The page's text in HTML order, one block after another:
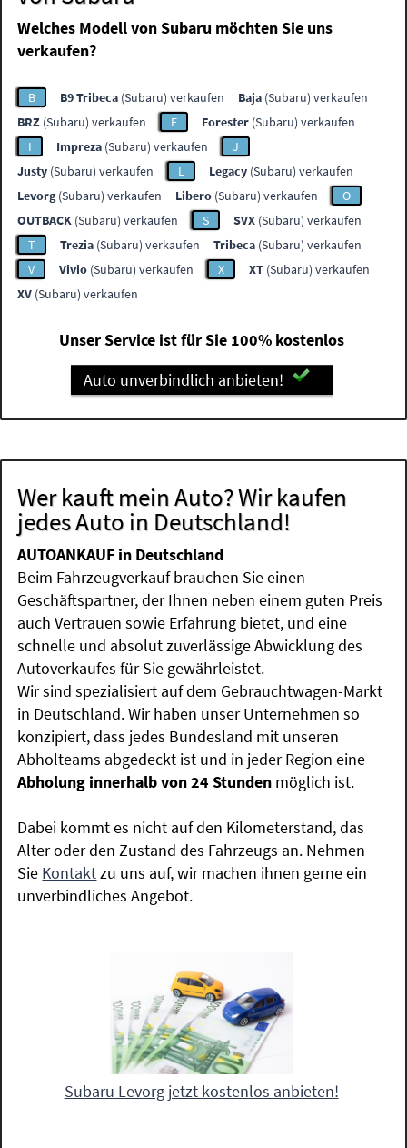
Welches Modell von Subaru möchten Sie uns
verkaufen?
B B9 Tribeca (Subaru) verkaufen Baja (Subaru) verkaufen
BRZ (Subaru) verkaufen F Forester (Subaru) verkaufen
I
Impreza (Subaru) verkaufen
J
Justy (Subaru) verkaufen L Legacy (Subaru) verkaufen
Levorg(Subaru) verkaufen Libero (Subaru) verkaufen
O
OUTBACK (Subaru) verkaufen S SVX (Subaru) verkaufen
T
Trezia (Subaru) verkaufen Tribeca (Subaru) verkaufen
V
Vivio (Subaru) verkaufen X XT (Subaru) verkaufen
XV (Subaru) verkaufen
Unser Service ist für Sie 100% kostenlos
Auto unverbindlich anbieten!
Wer kauft mein Auto? Wir kaufen
jedes Auto in Deutschland!
AUTOANKAUF in Deutschland
Beim Fahrzeugverkauf brauchen Sie einen
Geschäftspartner, der Ihnen neben einem guten Preis
auch Vertrauen sowie Erfahrung bietet, und eine
schnelle und absolut zuverlässige Abwicklung des
Autoverkaufes für Sie gewährleistet.
Wir sind spezialisiert auf dem Gebrauchtwagen-Markt
in Deutschland. Wir haben unser Unternehmen so
konzipiert, dass jedes Bundesland mit unseren
Abholteams abgedeckt ist und in jeder Region eine
Abholung innerhalb von 24 Stunden möglich ist.
Dabei kommt es nicht auf den Kilometerstand, das
Alter oder den Zustand des Fahrzeugs an. Nehmen
Sie Kontaktzu uns auf, wir machen ihnen gerne ein
unverbindliches Angebot.
Subaru Levorg jetzt kostenlos anbieten!